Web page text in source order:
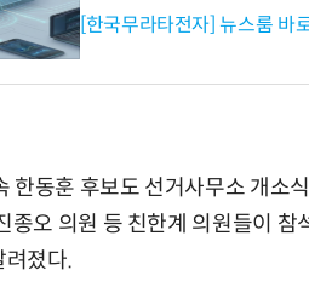
[한국무라타전자] 뉴스룸 바
한동훈 후보도 선거사무소 개소
종오 의원 등 친한계 의원들이
려졌다.